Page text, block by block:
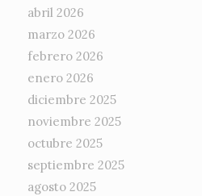
abril 2026
marzo 2026
febrero 2026
enero 2026
diciembre 2025
noviembre 2025
octubre 2025
septiembre 2025
agosto 2025